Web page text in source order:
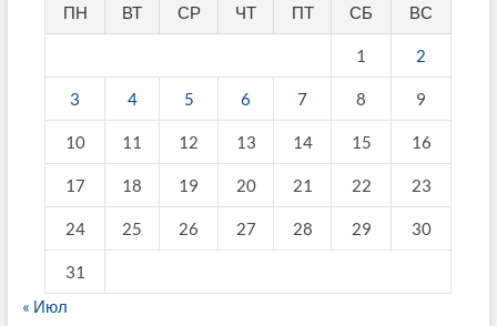
ПН ВТ СР ЧТ ПТ СБ ВС
1 2
3 4 5 6 7 8 9
10 11 12 13 14 15 16
17 18 19 20 21 22 23
24 25 26 27 28 29 30
31
« Июл